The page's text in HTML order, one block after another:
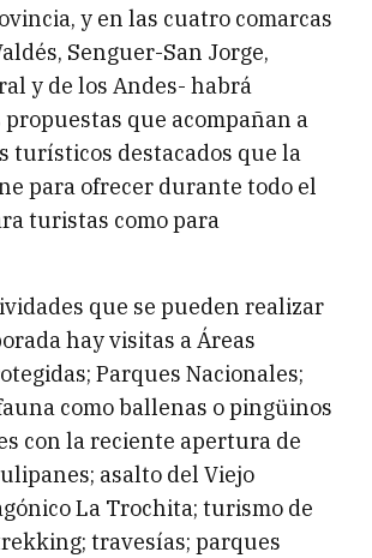
y en las cuatro comarcas
Senguer-San Jorge,
y de los Andes- habrá
que acompañan a
turísticos destacados que la
para ofrecer durante todo el
turistas como para
que se pueden realizar
hay visitas a Áreas
Parques Nacionales;
como ballenas o pingüinos
con la reciente apertura de
asalto del Viejo
La Trochita; turismo de
travesías; parques